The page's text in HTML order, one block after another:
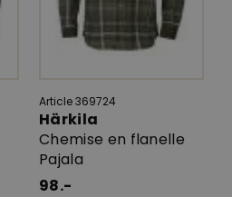
Article 369724
Härkila
Chemise en flanelle
Pajala
98.-